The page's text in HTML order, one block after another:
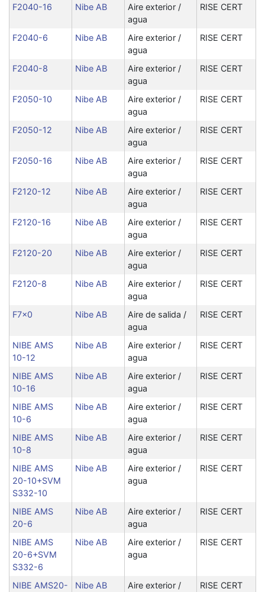
F2040-16 Nibe AB
Aire exterior /
agua
RISE CERT
F2040-6 Nibe AB
Aire exterior /
agua
RISE CERT
F2040-8 Nibe AB
Aire exterior /
agua
RISE CERT
F2050-10 Nibe AB
Aire exterior /
agua
RISE CERT
F2050-12 Nibe AB
Aire exterior /
agua
RISE CERT
F2050-16 Nibe AB
Aire exterior /
agua
RISE CERT
F2120-12 Nibe AB
Aire exterior /
agua
RISE CERT
F2120-16 Nibe AB
Aire exterior /
agua
RISE CERT
F2120-20 Nibe AB
Aire exterior /
agua
RISE CERT
F2120-8 Nibe AB
Aire exterior /
agua
RISE CERT
F7x0 Nibe AB
Aire de salida /
agua
RISE CERT
NIBE AMS
10-12
Nibe AB
Aire exterior /
agua
RISE CERT
NIBE AMS
10-16
Nibe AB
Aire exterior /
agua
RISE CERT
NIBE AMS
10-6
Nibe AB
Aire exterior /
agua
RISE CERT
NIBE AMS
10-8
Nibe AB
Aire exterior /
agua
RISE CERT
NIBE AMS
20-10+SVM
S332-10
Nibe AB
Aire exterior /
agua
RISE CERT
NIBE AMS
20-6
Nibe AB
Aire exterior /
agua
RISE CERT
NIBE AMS
20-6+SVM
S332-6
Nibe AB
Aire exterior /
agua
RISE CERT
NIBE AMS20-
Nibe AB
Aire exterior /
RISE CERT